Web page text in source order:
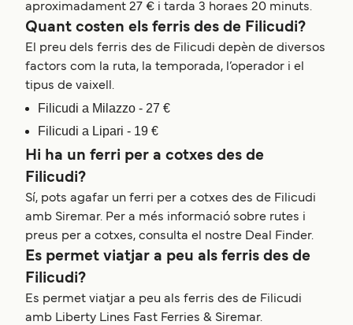
aproximadament 27 € i tarda 3 horaes 20 minuts.
Quant costen els ferris des de Filicudi?
El preu dels ferris des de Filicudi depèn de diversos
factors com la ruta, la temporada, l’operador i el
tipus de vaixell.
Filicudi a Milazzo - 27 €
Filicudi a Lipari - 19 €
Hi ha un ferri per a cotxes des de
Filicudi?
Sí, pots agafar un ferri per a cotxes des de Filicudi
amb Siremar. Per a més informació sobre rutes i
preus per a cotxes, consulta el nostre Deal Finder.
Es permet viatjar a peu als ferris des de
Filicudi?
Es permet viatjar a peu als ferris des de Filicudi
amb Liberty Lines Fast Ferries & Siremar.